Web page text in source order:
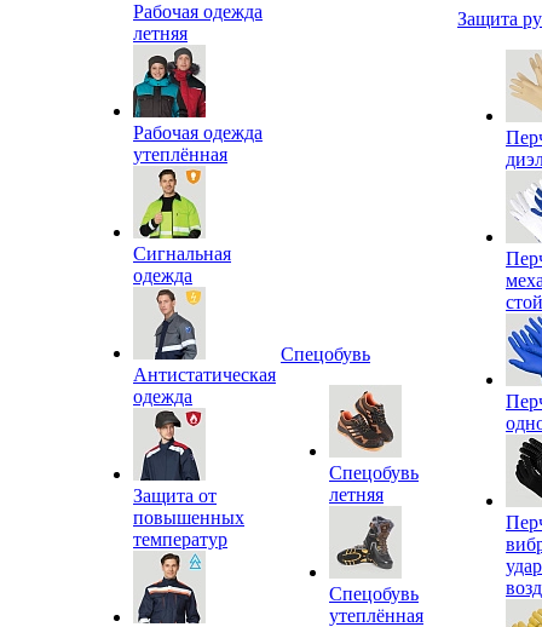
Рабочая одежда
летняя
Рабочая одежда
утеплённая
Сигнальная
одежда
Антистатическая
одежда
Защита от
повышенных
температур
Спецобувь
Спецобувь
летняя
Спецобувь
утеплённая
Защита